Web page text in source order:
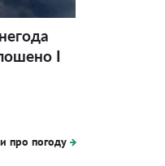
І
про погоду